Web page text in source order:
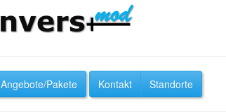
Angebote/Pakete Kontakt Standorte